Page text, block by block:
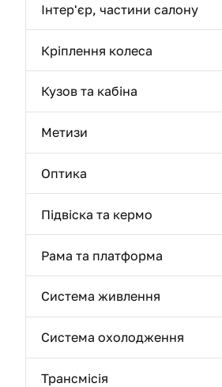
Інтер'єр, частини салону
Кріплення колеса
Кузов та кабіна
Метизи
Оптика
Підвіска та кермо
Рама та платформа
Система живлення
Система охолодження
Трансмісія